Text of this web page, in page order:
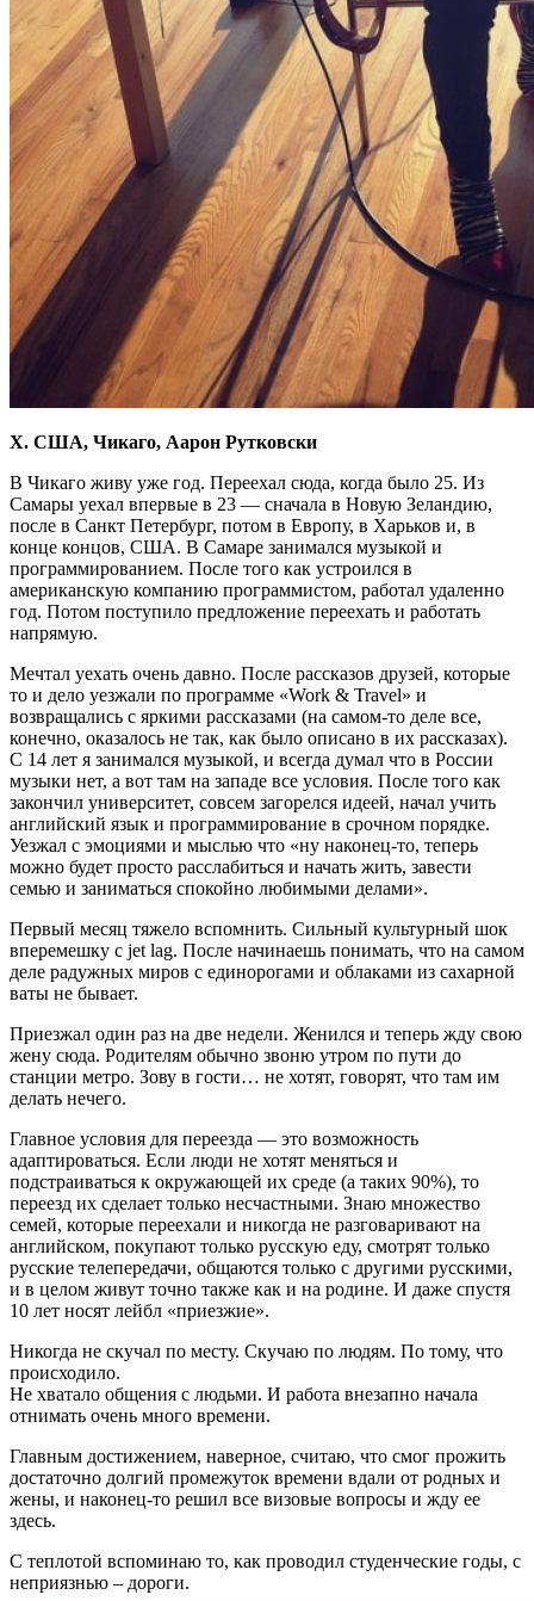
X. США, Чикаго, Аарон Рутковски
В Чикаго живу уже год. Переехал сюда, когда было 25. Из
Самары уехал впервые в 23 — сначала в Новую Зеландию,
после в Санкт Петербург, потом в Европу, в Харьков и, в
конце концов, США. В Самаре занимался музыкой и
программированием. После того как устроился в
американскую компанию программистом, работал удаленно
год. Потом поступило предложение переехать и работать
напрямую.
Мечтал уехать очень давно. После рассказов друзей, которые
то и дело уезжали по программе «Work & Travel» и
возвращались с яркими рассказами (на самом-то деле все,
конечно, оказалось не так, как было описано в их рассказах).
С 14 лет я занимался музыкой, и всегда думал что в России
музыки нет, а вот там на западе все условия. После того как
закончил университет, совсем загорелся идеей, начал учить
английский язык и программирование в срочном порядке.
Уезжал с эмоциями и мыслью что «ну наконец-то, теперь
можно будет просто расслабиться и начать жить, завести
семью и заниматься спокойно любимыми делами».
Первый месяц тяжело вспомнить. Сильный культурный шок
вперемешку с jet lag. После начинаешь понимать, что на самом
деле радужных миров с единорогами и облаками из сахарной
ваты не бывает.
Приезжал один раз на две недели. Женился и теперь жду свою
жену сюда. Родителям обычно звоню утром по пути до
станции метро. Зову в гости… не хотят, говорят, что там им
делать нечего.
Главное условия для переезда — это возможность
адаптироваться. Если люди не хотят меняться и
подстраиваться к окружающей их среде (а таких 90%), то
переезд их сделает только несчастными. Знаю множество
семей, которые переехали и никогда не разговаривают на
английском, покупают только русскую еду, смотрят только
русские телепередачи, общаются только с другими русскими,
и в целом живут точно также как и на родине. И даже спустя
10 лет носят лейбл «приезжие».
Никогда не скучал по месту. Скучаю по людям. По тому, что
происходило.
Не хватало общения с людьми. И работа внезапно начала
отнимать очень много времени.
Главным достижением, наверное, считаю, что смог прожить
достаточно долгий промежуток времени вдали от родных и
жены, и наконец-то решил все визовые вопросы и жду ее
здесь.
С теплотой вспоминаю то, как проводил студенческие годы, с
неприязнью – дороги.